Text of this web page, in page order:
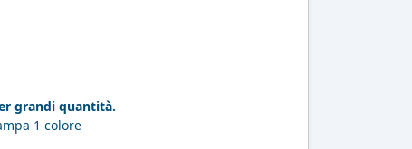
grandi quantità.
1 colore